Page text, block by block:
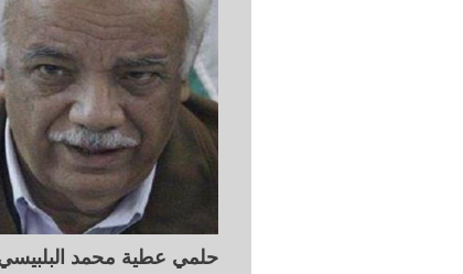
حلمي عطية محمد